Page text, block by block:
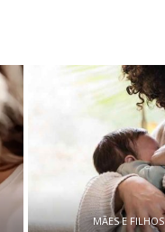
MÃES E FILHOS